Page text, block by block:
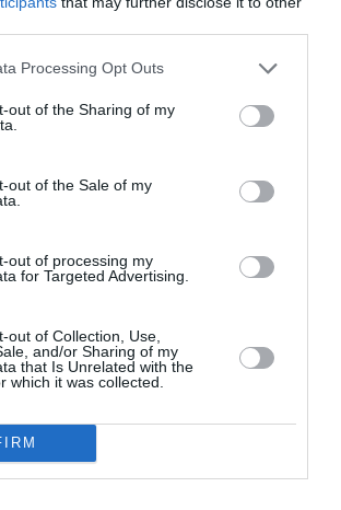
Processing Opt Outs
out of the Sharing of my
out of the Sale of my
out of processing my
for Targeted Advertising.
out of Collection, Use,
and/or Sharing of my
that Is Unrelated with the
which it was collected.
αλλά καθόλου «Παρθένος» στη
λεπτολόγος και αθώος, αλλά έχει
να ξεφύγει από τα
αυτό το κάνει μέσω της
Επειδή, μάλιστα ως
Έτσι όπως θέλει να έχει όλα τα
του, έτσι θέλει να έχει και
αξεσουάρ του σεξ στην
Ζαρτιέρες, μεταξωτά και
από κανένα συρτάρι μιας
και kinky Παρθένου, ενώ από
λείπουν ποτέ τα αξεσουάρ που
τη λίμπιντο της συντρόφου του,
μπίλιες. Α, και να ξέρετε ότι